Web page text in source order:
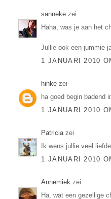
sanneke zei
Haha, was je aan het
Jullie ook een jummie
1 JANUARI 2010
hinke zei
ha goed begin badend
1 JANUARI 2010
Patricia zei
Ik wens jullie veel
1 JANUARI 2010
Annemiek zei
Ha, wat een gezellige